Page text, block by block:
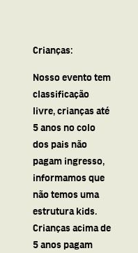
Crianças:
Nosso evento tem
classificação
livre, crianças até
5 anos no colo
dos pais não
pagam ingresso,
informamos que
não temos uma
estrutura kids.
Crianças acima de
5 anos pagam